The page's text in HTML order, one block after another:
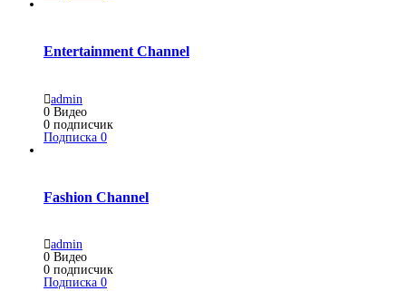
Entertainment Channel
admin
0 Видео
0 подписчик
Подписка 0
Fashion Channel
admin
0 Видео
0 подписчик
Подписка 0